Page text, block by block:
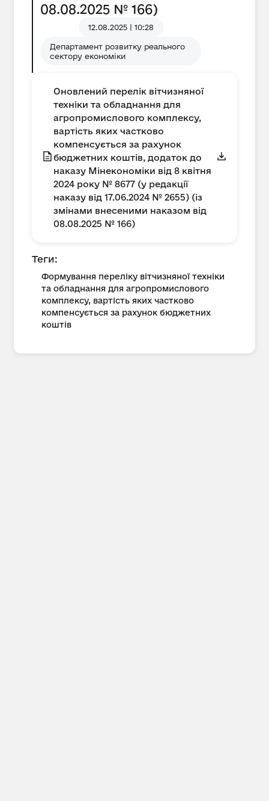
08.08.2025 № 166)
12.08.2025 | 10:28
Департамент розвитку реального
сектору економіки
Оновлений перелік вітчизняної
техніки та обладнання для
агропромислового комплексу,
вартість яких частково
компенсується за рахунок
бюджетних коштів, додаток до
наказу Мінекономіки від 8 квітня
2024 року № 8677 (у редакції
наказу від 17.06.2024 № 2655) (із
змінами внесеними наказом від
08.08.2025 № 166)
Теги:
Формування переліку вітчизняної техніки
та обладнання для агропромислового
комплексу, вартість яких частково
компенсується за рахунок бюджетних
коштів